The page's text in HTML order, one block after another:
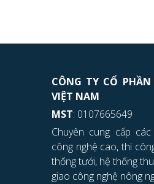
CÔNG TY CỔ PHẦN
VIỆT NAM
MST: 0107665649
Chuyên cung cấp
công nghệ cao, thi
thống tưới, hệ thống
giao công nghệ nông